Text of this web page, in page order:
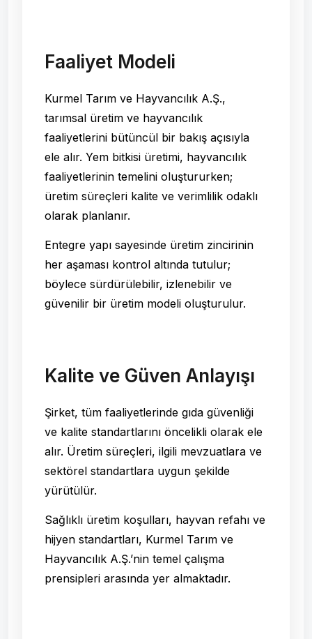
Faaliyet Modeli
Kurmel Tarım ve Hayvancılık A.Ş.,
tarımsal üretim ve hayvancılık
faaliyetlerini bütüncül bir bakış açısıyla
ele alır. Yem bitkisi üretimi, hayvancılık
faaliyetlerinin temelini oluştururken;
üretim süreçleri kalite ve verimlilik odaklı
olarak planlanır.
Entegre yapı sayesinde üretim zincirinin
her aşaması kontrol altında tutulur;
böylece sürdürülebilir, izlenebilir ve
güvenilir bir üretim modeli oluşturulur.
Kalite ve Güven Anlayışı
Şirket, tüm faaliyetlerinde gıda güvenliği
ve kalite standartlarını öncelikli olarak ele
alır. Üretim süreçleri, ilgili mevzuatlara ve
sektörel standartlara uygun şekilde
yürütülür.
Sağlıklı üretim koşulları, hayvan refahı ve
hijyen standartları, Kurmel Tarım ve
Hayvancılık A.Ş.’nin temel çalışma
prensipleri arasında yer almaktadır.